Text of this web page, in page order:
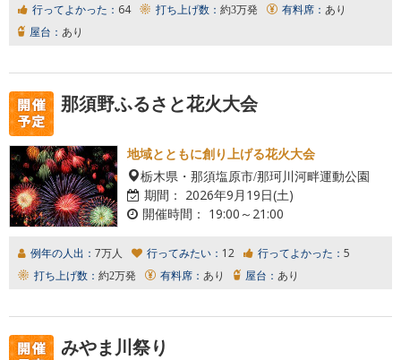
行ってよかった： 64 打ち上げ数： 約3万発 有料席： あり
屋台： あり
那須野ふるさと花火大会
地域とともに創り上げる花火大会
栃木県・那須塩原市/那珂川河畔運動公園
期間： 2026年9月19日(土)
開催時間： 19:00～21:00
例年の人出： 7万人 行ってみたい： 12 行ってよかった： 5
打ち上げ数： 約2万発 有料席： あり 屋台： あり
みやま川祭り